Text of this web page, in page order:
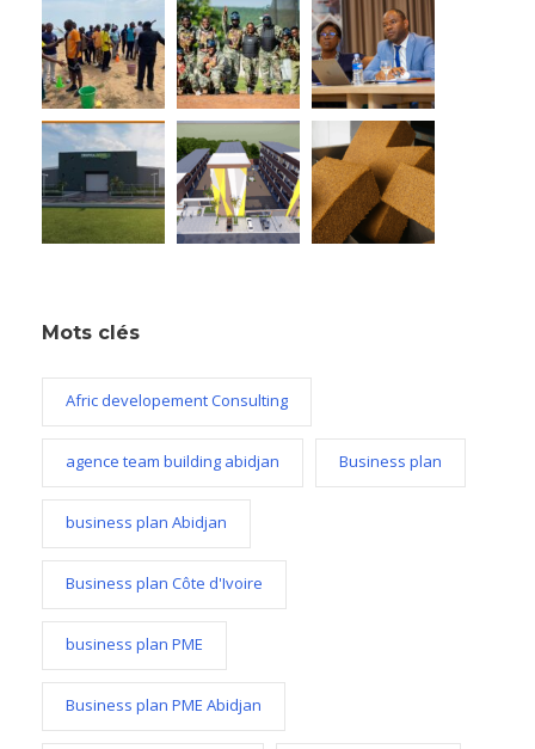
Mots clés
Afric developement Consulting
agence team building abidjan Business plan
business plan Abidjan
Business plan Côte d'Ivoire
business plan PME
Business plan PME Abidjan